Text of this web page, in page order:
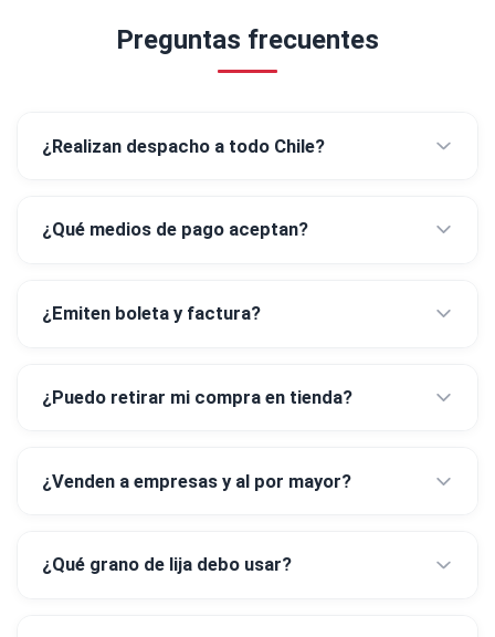
Preguntas frecuentes
¿Realizan despacho a todo Chile?
¿Qué medios de pago aceptan?
¿Emiten boleta y factura?
¿Puedo retirar mi compra en tienda?
¿Venden a empresas y al por mayor?
¿Qué grano de lija debo usar?